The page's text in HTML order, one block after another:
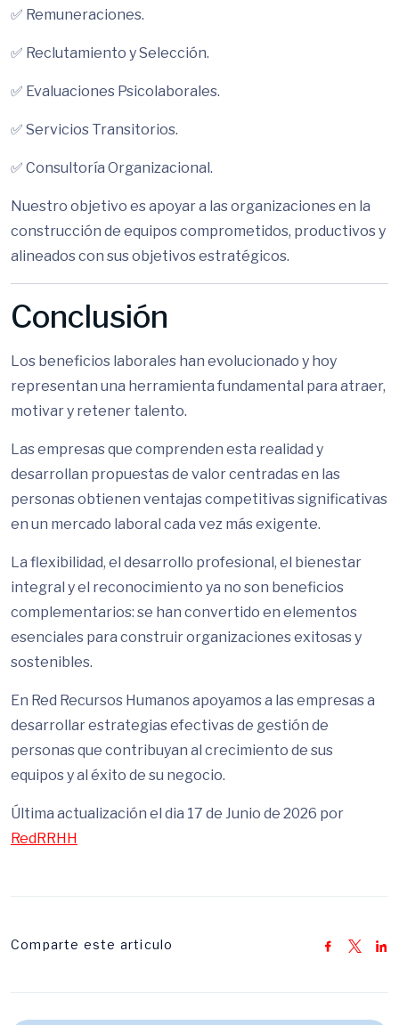
✅ Remuneraciones.
✅ Reclutamiento y Selección.
✅ Evaluaciones Psicolaborales.
✅ Servicios Transitorios.
✅ Consultoría Organizacional.
Nuestro objetivo es apoyar a las organizaciones en la
construcción de equipos comprometidos, productivos y
alineados con sus objetivos estratégicos.
Conclusión
Los beneficios laborales han evolucionado y hoy
representan una herramienta fundamental para atraer,
motivar y retener talento.
Las empresas que comprenden esta realidad y
desarrollan propuestas de valor centradas en las
personas obtienen ventajas competitivas significativas
en un mercado laboral cada vez más exigente.
La flexibilidad, el desarrollo profesional, el bienestar
integral y el reconocimiento ya no son beneficios
complementarios: se han convertido en elementos
esenciales para construir organizaciones exitosas y
sostenibles.
En Red Recursos Humanos apoyamos a las empresas a
desarrollar estrategias efectivas de gestión de
personas que contribuyan al crecimiento de sus
equipos y al éxito de su negocio.
Última actualización el dia 17 de Junio de 2026 por
RedRRHH
Comparte este articulo